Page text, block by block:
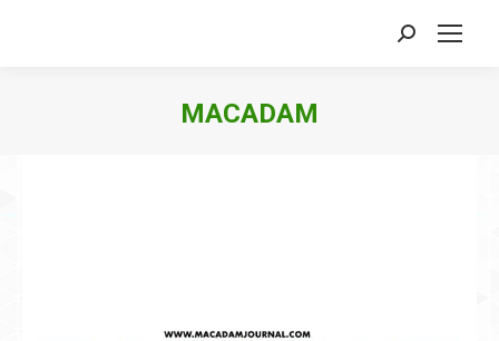
Search:
MACADAM